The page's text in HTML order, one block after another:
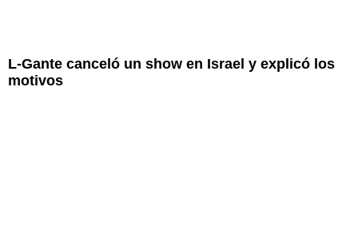
L-Gante canceló un show en Israel y explicó los
motivos